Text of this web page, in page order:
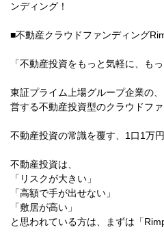
ンディング！
■不動産クラウドファンディング
「不動産投資をもっと気軽に、も
東証プライム上場グループ企業の
営する不動産投資型のクラウドファ
不動産投資の常識を覆す、1口1万
不動産投資は、
「リスクが大きい」
「高額で手が出せない」
「敷居が高い」
と思われている方は、まずは「